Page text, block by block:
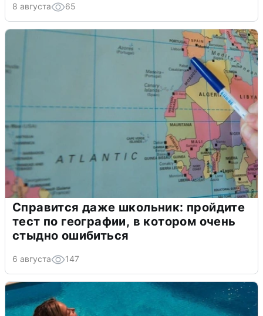
8 августа 65
Справится даже школьник: пройдите
тест по географии, в котором очень
стыдно ошибиться
6 августа 147